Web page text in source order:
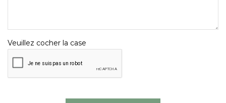
Veuillez cocher la case